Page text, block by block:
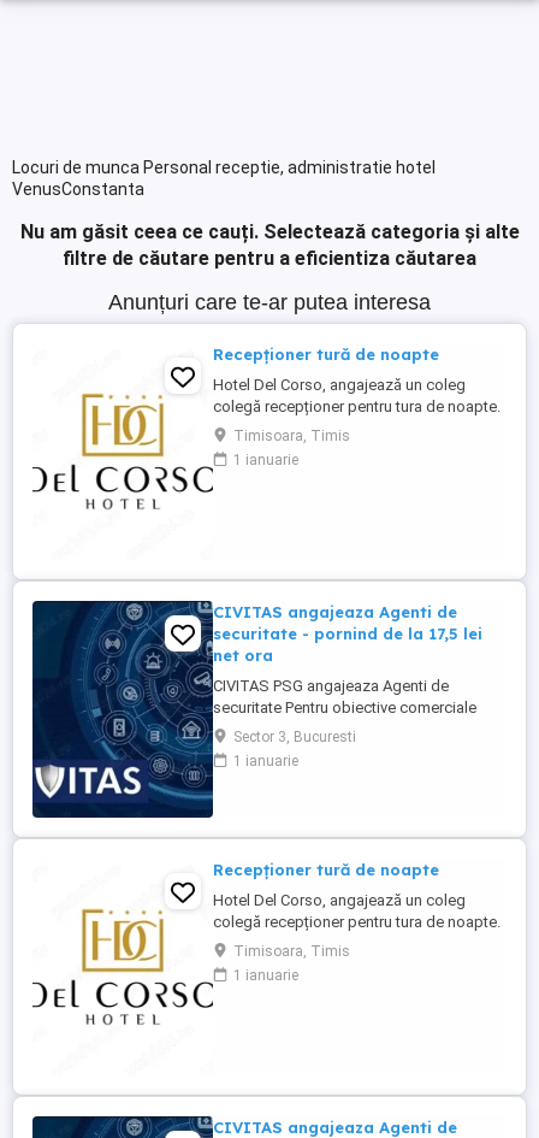
Locuri de munca Personal receptie, administratie hotel
VenusConstanta
Nu am găsit ceea ce cauți. Selectează categoria și alte
filtre de căutare pentru a eficientiza căutarea
Anunțuri care te-ar putea interesa
Recepționer tură de noapte
Hotel Del Corso, angajează un coleg
colegă recepționer pentru tura de noapte.
Responsabilități: - cunoașterea imbii
engleze obligatorie; - ture: 2 ture de 12h, 2
zile libere, doar de noapte; - să fii o
Timisoara, Timis
1 ianuarie
CIVITAS angajeaza Agenti de
securitate - pornind de la 17,5 lei
net ora
CIVITAS PSG angajeaza Agenti de
securitate Pentru obiective comerciale
(magazine de haine din mall-urile din
Bucuresti) CONTACT: apel la numarul din
anunt Locatia: Park Lake, metrou Dristor
Garantam Salariu, program, ...
Sector 3, Bucuresti
1 ianuarie
Recepționer tură de noapte
Hotel Del Corso, angajează un coleg
colegă recepționer pentru tura de noapte.
Responsabilități: - cunoașterea imbii
engleze obligatorie; - ture: 2 ture de 12h, 2
zile libere, doar de noapte; - să fii o
Timisoara, Timis
1 ianuarie
CIVITAS angajeaza Agenti de